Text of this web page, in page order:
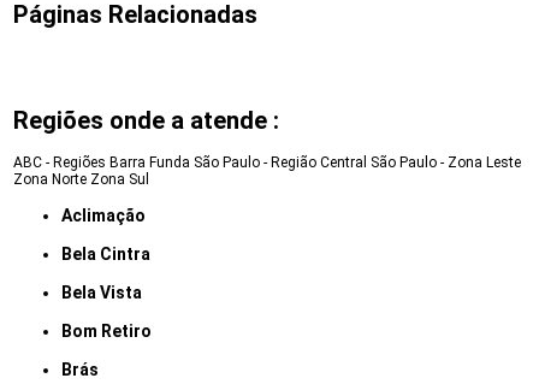
Páginas Relacionadas
Regiões onde a atende :
ABC - Regiões Barra Funda São Paulo - Região Central São Paulo - Zona Leste
Zona Norte Zona Sul
Aclimação
Bela Cintra
Bela Vista
Bom Retiro
Brás